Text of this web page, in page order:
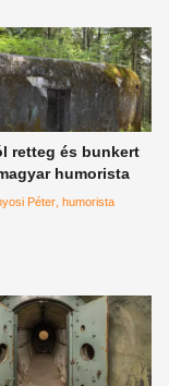
retteg és bunkert
humorista
Péter humorista